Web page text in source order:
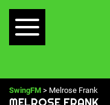
SwingFM > Melrose Frank